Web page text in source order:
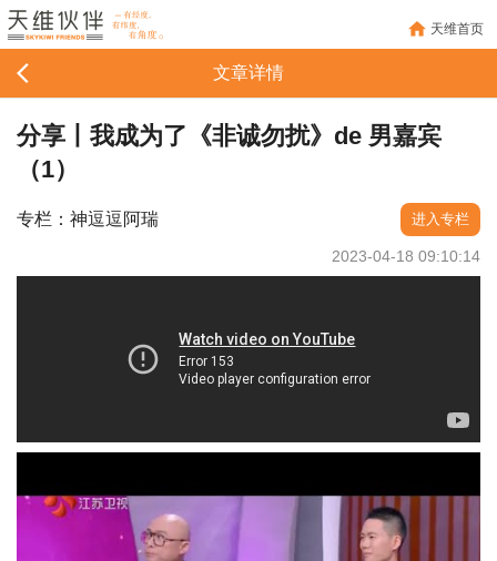
天维首页
文章详情
分享丨我成为了《非诚勿扰》de 男嘉宾
（1）
专栏：神逗逗阿瑞 进入专栏
2023-04-18 09:10:14